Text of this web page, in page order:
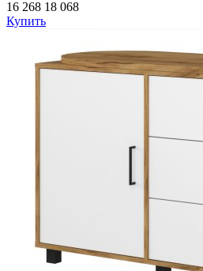
16 268 18 068
Купить